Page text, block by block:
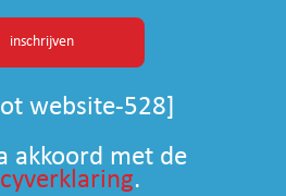
website-528]
akkoord met de
.